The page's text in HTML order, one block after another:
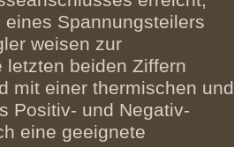
Spannungsteilers
weisen zur
beiden Ziffern
mit einer thermischen und
Positiv- und Negativ-
eine geeignete